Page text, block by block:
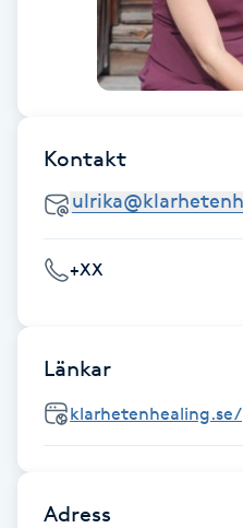
Fransborttagning
Fransfärgning
Fransförlängning
Fransförlängning Volym
Fransk manikyr
Kontakt
+XX
Länkar
klarhetenhealing.se/
Adress